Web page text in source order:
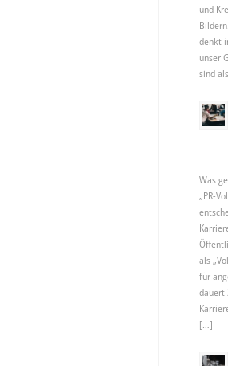
und
denkt
unser
sind
Was
„PR-
als
für
dauert
[…]